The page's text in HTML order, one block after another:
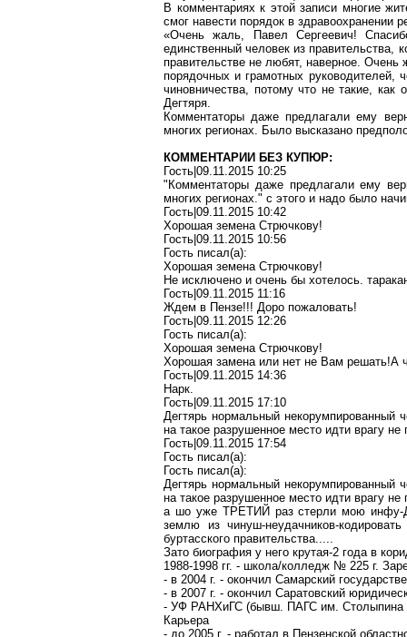
В комментариях к этой записи многие
смог навести порядок в здравоохранении
«Очень жаль, Павел Сергеевич!
единственный человек из
правительстве не любят, наверное.
порядочных и грамотных
чиновничества, потому что не такие,
Дегтяря.
Комментаторы даже предлагали ему
многих регионах. Было высказано
КОММЕНТАРИИ БЕЗ КУПЮР:
Гость|09.11.2015 10:25
"Комментаторы даже предлагали ему
многих регионах." с этого и надо было
Гость|09.11.2015 10:42
Хорошая земена Стрючкову!
Гость|09.11.2015 10:56
Гость писал(a):
Хорошая земена Стрючкову!
Не исключено и очень бы хотелось. т
Гость|09.11.2015 11:16
Ждем в Пензе!!! Доро пожаловать!
Гость|09.11.2015 12:26
Гость писал(a):
Хорошая земена Стрючкову!
Хорошая замена или нет не Вам решать!А
Гость|09.11.2015 14:36
Нарк.
Гость|09.11.2015 17:10
Дегтярь нормальный некорумпированный
на такое разрушенное место идти врагу
Гость|09.11.2015 17:54
Гость писал(a):
Гость писал(a):
Дегтярь нормальный некорумпированный
на такое разрушенное место идти врагу
а шо уже ТРЕТИЙ раз стерлимою инфу-
землю из чинуш-неудачников-
буртасского правительства.....
Зато биография у него крутая-2 года в
1988-1998 гг. - школа/колледж № 225 г.
- в 2004 г. - окончил Самарский
- в 2007 г. - окончил Саратовский
- УФ РАНХиГС (бывш. ПАГС им. Столыпина
Карьера
- до 2005 г. - работал в Пензенской